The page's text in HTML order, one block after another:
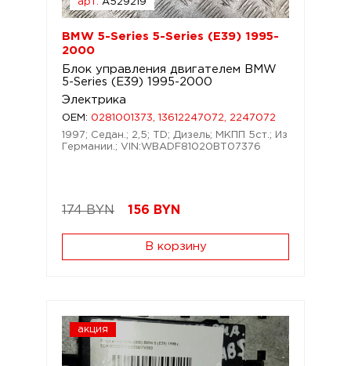
арт. A529219
BMW 5-Series 5-Series (E39) 1995-
2000
Блок управления двигателем BMW
5-Series (E39) 1995-2000
Электрика
OEM: 0281001373, 13612247072, 2247072
1997; Седан.; 2,5; TD; Дизель; МКПП 5ст.; Из
Германии.; VIN:WBADF81020BT07376
174 BYN 156 BYN
В корзину
акция